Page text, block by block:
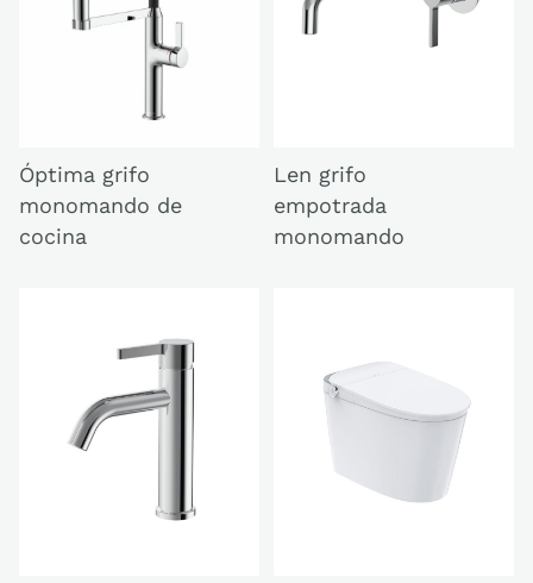
Óptima grifo
monomando de
cocina
Len grifo
empotrada
monomando